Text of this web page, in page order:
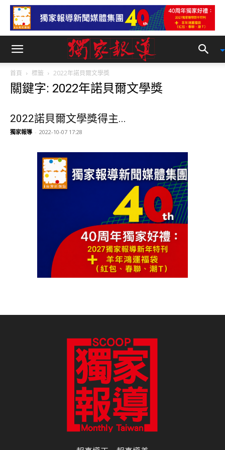
首頁 標籤 2022年諾貝爾文學獎
關鍵字: 2022年諾貝爾文學獎
2022諾貝爾文學獎得主...
獨家報導 - 2022-10-07 17:28